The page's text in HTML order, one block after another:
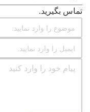
تماس بگیرید.